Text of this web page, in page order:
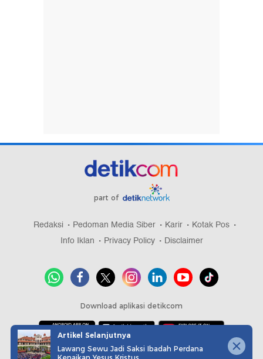
part of
Redaksi Pedoman Media Siber Karir
Kotak Pos
Info Iklan
Privacy Policy Disclaimer
Download aplikasi detikcom
Copyright @ 2026 detikcom, All right reserved
Artikel Selanjutnya
Lawang Sewu Jadi Saksi Ibadah Perdana
Kenaikan Yesus Kristus